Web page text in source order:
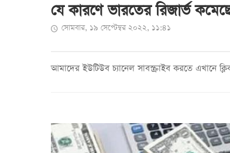
যে কারণে ভারতের রিজার্ভ
সোমবার, ১৯ সেপ্টেম্বর ২০২২, ১১:৪১
আমাদের ইউটিউব চ্যানেল সাবস্ক্রাইব করতে এখানে